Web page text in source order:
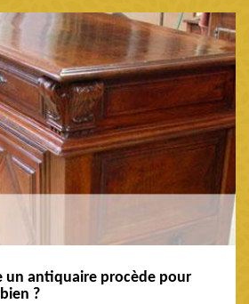
un antiquaire procède pour
?